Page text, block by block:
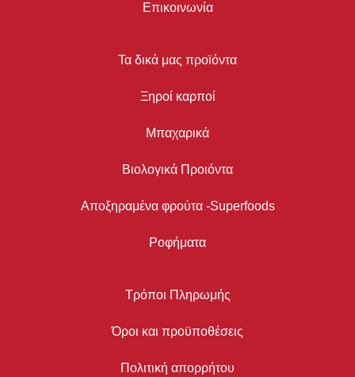
Επικοινωνία
Τα δικά μας προϊόντα
Ξηροί καρποί
Μπαχαρικά
Βιολογικά Προιόντα
Αποξηραμένα φρούτα -Superfoods
Ροφήματα
Τρόποι Πληρωμής
Όροι και προϋποθέσεις
Πολιτική απορρήτου